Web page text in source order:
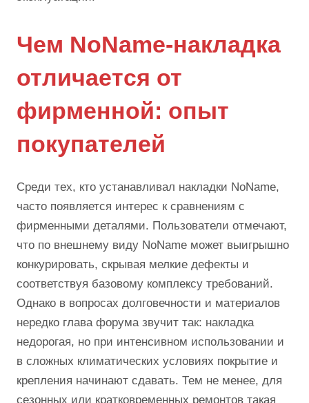
Чем NoName-накладка
отличается от
фирменной: опыт
покупателей
Среди тех, кто устанавливал накладки NoName,
часто появляется интерес к сравнениям с
фирменными деталями. Пользователи отмечают,
что по внешнему виду NoName может выигрышно
конкурировать, скрывая мелкие дефекты и
соответствуя базовому комплексу требований.
Однако в вопросах долговечности и материалов
нередко глава форума звучит так: накладка
недорогая, но при интенсивном использовании и
в сложных климатических условиях покрытие и
крепления начинают сдавать. Тем не менее, для
сезонных или кратковременных ремонтов такая